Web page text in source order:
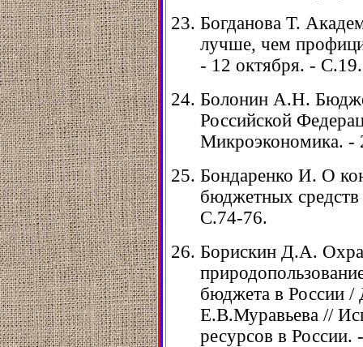
Богданова Т.
лучше, чем
- 12 октября. - С.19.
Болонин А.Н.
Российской
Микроэкономика.
Бондаренко И. О
бюджетных
С.74-76.
Борискин Д.А.
бюджета в России
Е.В.Муравьева //
ресурсов в